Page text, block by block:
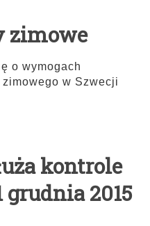
zimowe
o wymogach
w Szwecji
kontrole
grudnia 2015